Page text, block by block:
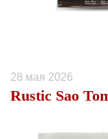
28 мая 2026
Rustic Sao